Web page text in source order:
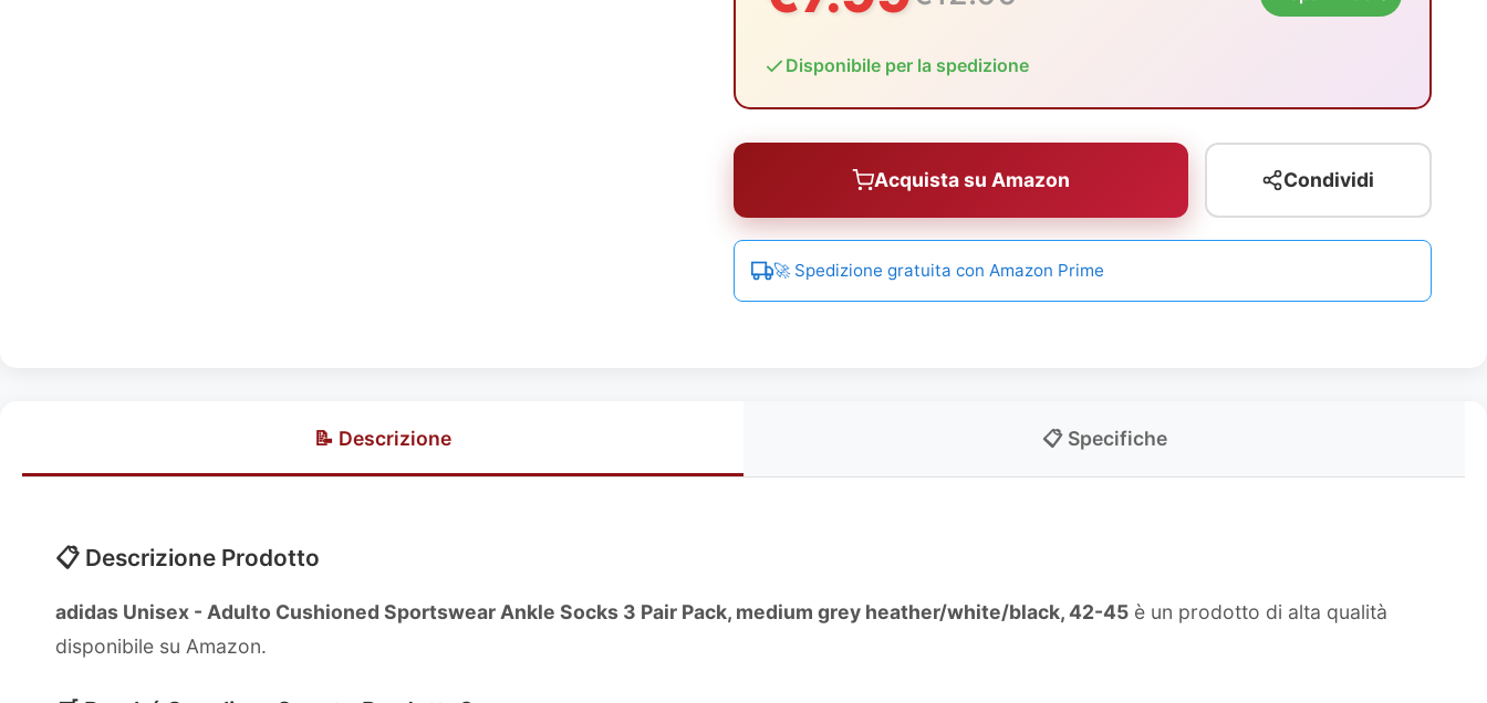
Disponibile per la spedizione
Acquista su Amazon Condividi
🚀 Spedizione gratuita con Amazon Prime
📝 Descrizione 📋 Specifiche
📋 Descrizione Prodotto
adidas Unisex - Adulto Cushioned Sportswear Ankle Socks 3 Pair Pack, medium grey heather/white/black, 42-45 è un prodotto di alta qualità
disponibile su Amazon.